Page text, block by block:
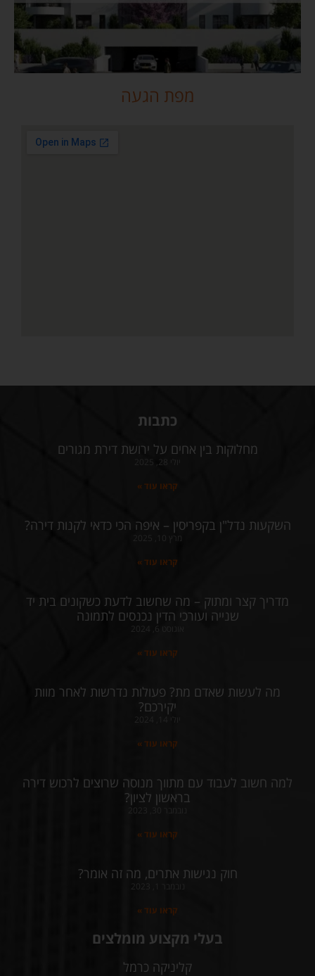
מפת הגעה
כתבות
מחלוקות בין אחים על ירושת דירת מגורים
קראו עוד »
השקעות נדל"ן בקפריסין – איפה הכי כדאי לקנות דירה?
קראו עוד »
מדריך קצר ומתוק – מה שחשוב לדעת כשקונים בית יד
שנייה ועורכי הדין נכנסים לתמונה
קראו עוד »
מה לעשות שאדם מת? פעולות נדרשות לאחר מוות
יקירכם?
קראו עוד »
למה חשוב לעבוד עם מתווך מנוסה שרוצים לרכוש דירה
בראשון לציון?
קראו עוד »
חוק נגישות אתרים, מה זה אומר?
קראו עוד »
בעלי מקצוע מומלצים
קליניקה כרמל